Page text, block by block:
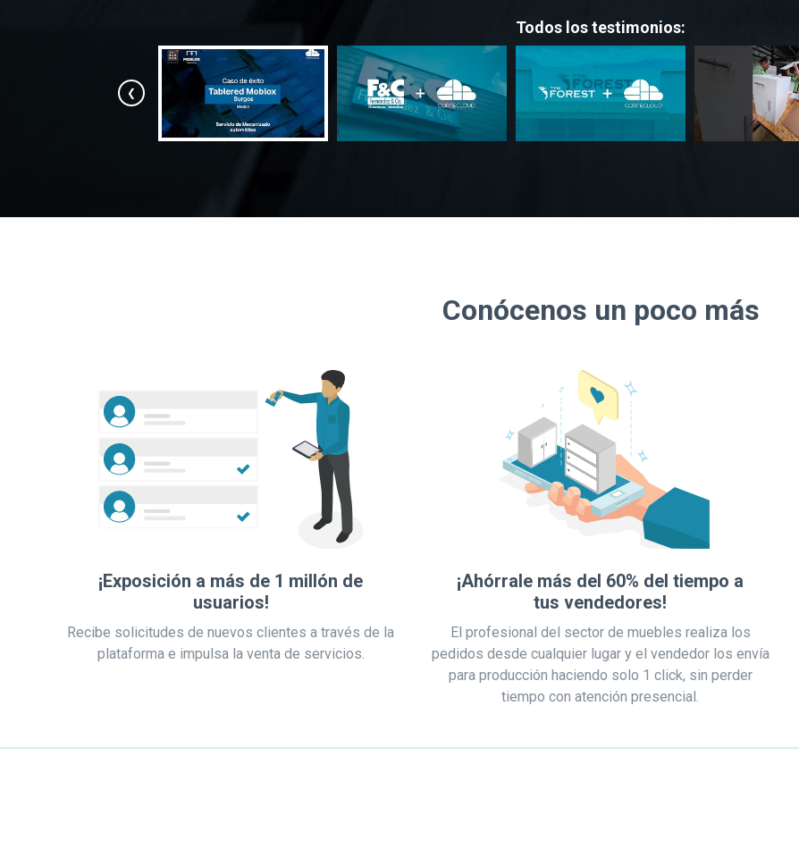
Todos los testimonios:
Conócenos un poco más
¡Exposición a más de 1 millón de
usuarios!
Recibe solicitudes de nuevos clientes a través de la
plataforma e impulsa la venta de servicios.
¡Ahórrale más del 60% del tiempo a
tus vendedores!
El profesional del sector de muebles realiza los
pedidos desde cualquier lugar y el vendedor los envía
para producción haciendo solo 1 click, sin perder
tiempo con atención presencial.